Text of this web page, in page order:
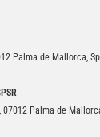
Palma de Mallorca,
07012 Palma de